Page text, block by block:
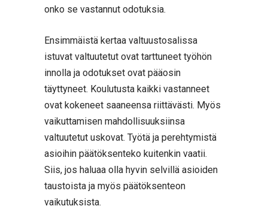
onko se vastannut odotuksia.
Ensimmäistä kertaa valtuustosalissa
istuvat valtuutetut ovat tarttuneet työhön
innolla ja odotukset ovat pääosin
täyttyneet. Koulutusta kaikki vastanneet
ovat kokeneet saaneensa riittävästi. Myös
vaikuttamisen mahdollisuuksiinsa
valtuutetut uskovat. Työtä ja perehtymistä
asioihin päätöksenteko kuitenkin vaatii.
Siis, jos haluaa olla hyvin selvillä asioiden
taustoista ja myös päätöksenteon
vaikutuksista.